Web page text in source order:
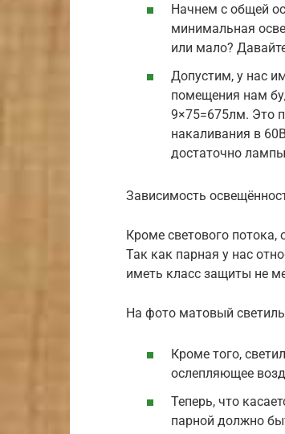
Начнем с общей
минимальная
или мало?
Допустим, у нас
помещения нам
9×75=675лм. Это
накаливания в
достаточно
Зависимость
Кроме светового
Так как парная у нас
иметь класс защиты не
На фото матовый
Кроме того,
ослепляющее
Теперь, что
парной должно